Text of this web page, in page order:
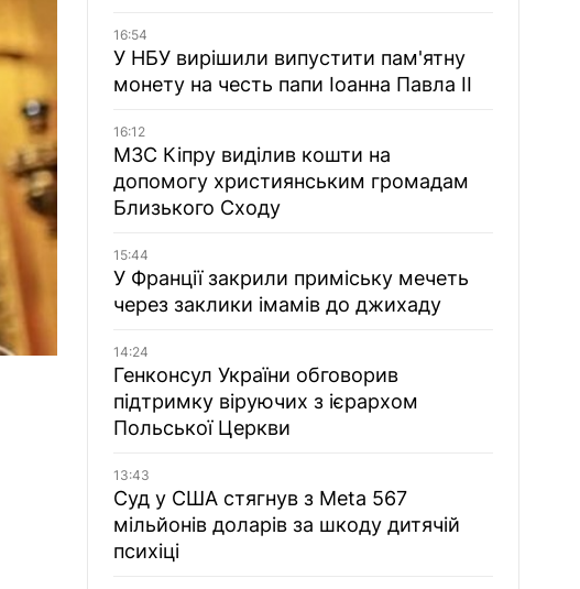
16:54
У НБУ вирішили випустити пам'ятну
монету на честь папи Іоанна Павла II
16:12
МЗС Кіпру виділив кошти на
допомогу християнським громадам
Близького Сходу
15:44
У Франції закрили приміську мечеть
через заклики імамів до джихаду
14:24
Генконсул України обговорив
підтримку віруючих з ієрархом
Польської Церкви
13:43
Суд у США стягнув з Meta 567
мільйонів доларів за шкоду дитячій
психіці